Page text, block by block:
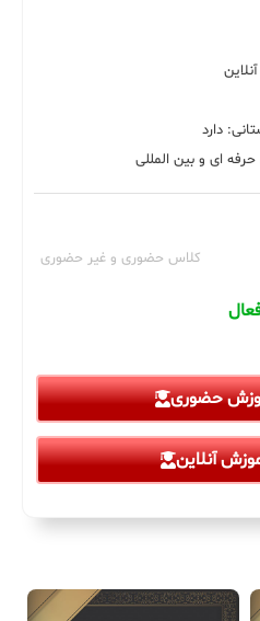
دارد
ای و بین المللی
کلاس حضوری و غیر حضوری
حضوری
آنلاین